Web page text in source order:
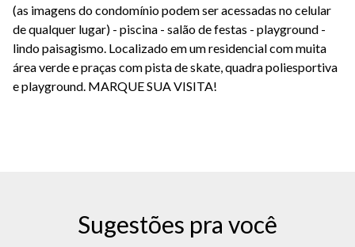
(as imagens do condomínio podem ser acessadas no celular
de qualquer lugar) - piscina - salão de festas - playground -
lindo paisagismo. Localizado em um residencial com muita
área verde e praças com pista de skate, quadra poliesportiva
e playground. MARQUE SUA VISITA!
Sugestões pra você